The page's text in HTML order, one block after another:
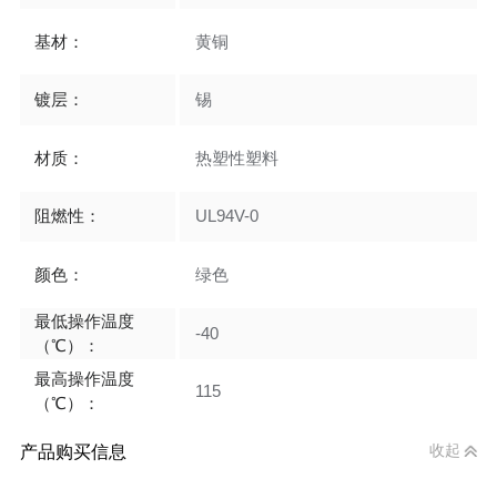
基材： 黄铜
镀层： 锡
材质： 热塑性塑料
阻燃性： UL94V-0
颜色： 绿色
最低操作温度
（℃）：
-40
最高操作温度
（℃）：
115
产品购买信息 收起